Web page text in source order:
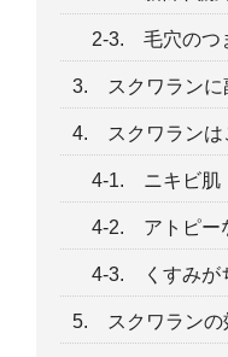
2-3. 毛穴のつ
3. スクワランに
4. スクワランは
4-1. ニキビ肌
4-2. アトピー
4-3. くすみが
5. スクワランの